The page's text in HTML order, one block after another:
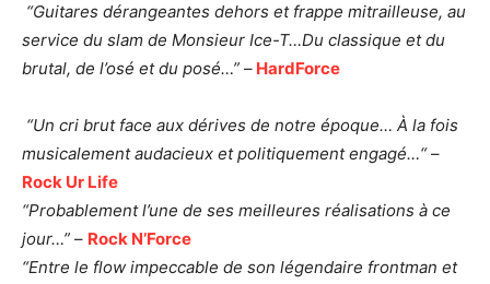
“Guitares dérangeantes dehors et frappe mitrailleuse, au
service du slam de Monsieur Ice-T…Du classique et du
brutal, de l’osé et du posé…” – HardForce
“Un cri brut face aux dérives de notre époque… À la fois
musicalement audacieux et politiquement engagé…“–
Rock Ur Life
“Probablement l’une de ses meilleures réalisations à ce
jour…” – Rock N’Force
“Entre le flow impeccable de son légendaire frontman et